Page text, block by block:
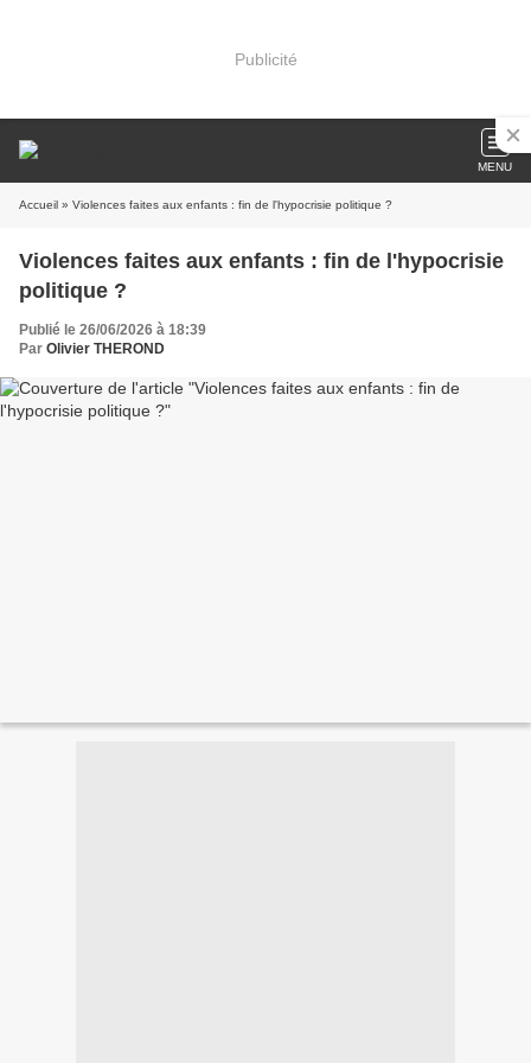
Publicité
MENU
Accueil » Violences faites aux enfants : fin de l'hypocrisie politique ?
Violences faites aux enfants : fin de l'hypocrisie
politique ?
Publié le 26/06/2026 à 18:39
Par Olivier THEROND